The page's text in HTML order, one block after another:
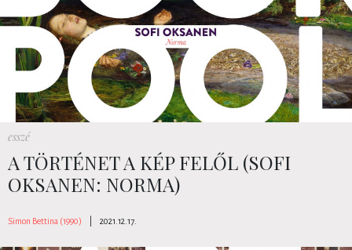
esszé
A TÖRTÉNET A KÉP FELŐL (SOFI
OKSANEN: NORMA)
Simon Bettina (1990) 2021.12.17.